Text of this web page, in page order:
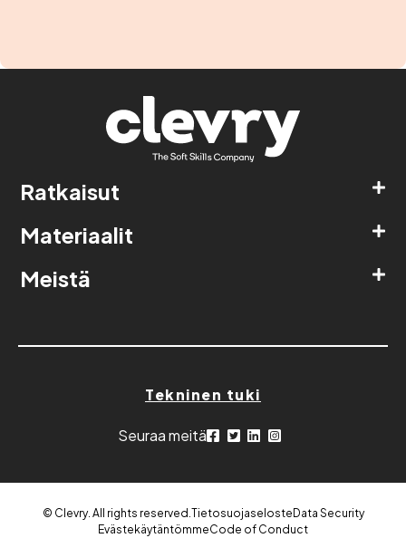
Ratkaisut
Materiaalit
Meistä
Tekninen tuki
Seuraa meitä
© Clevry. All rights reserved. TietosuojaselosteData Security
EvästekäytäntömmeCode of Conduct